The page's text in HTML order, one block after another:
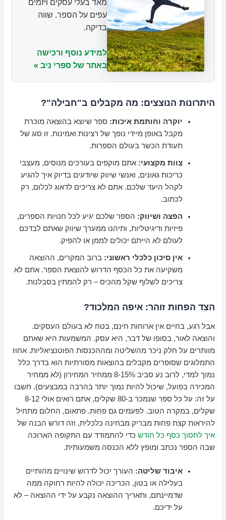
מאד בעלי עסקים ויזמים
עפים על הספר. שווה
בדיקה.
למידע נוסף ורכישה
באתר של ספרי ניב »
היתרונות הנוצצים: מה מקבלים ב"חבילה"?
יוקרה וחותמת איכות: ספר שיוצא בהוצאה מוכרת
מקבל באופן מיידי נופך של רצינות ואמינות. זו סוג של
תעודת הכשר בעולם הספרות.
צוות מקצועי: אתם מוקפים בעורכים מנוסים, מעצבי
כריכות גאונים, ואנשי שיווק שיודעים בדיוק איך להגיע
לקהל היעד שלכם. אתם לא צריכים לדאוג לכלום, רק
לכתוב.
הפצה ושיווק: הספר שלכם יגיע לכל חנויות הספרים,
פיזיות ודיגיטליות, ותיהנו ממערך שיווק שאתם לבדכם
לעולם לא הייתם יכולים לממן או להפיק.
אין סיכון כלכלי ראשוני: ברוב המקרים, ההוצאה
משקיעה את כל הכסף הדרוש להוצאת הספר. אתם לא
צריכים לשלוף שקל מהכיס – רק להמתין בסבלנות.
הצד הפחות זוהר: איפה המלכוד?
אבל רגע, בחיים אין ארוחות חינם, בטח לא בעולם העסקים.
והוצאה לאור, בסופו של דבר, היא עסק. המשמעות היא שאתם
מוותרים על חלק ניכר מהשליטה ומההכנסות הפוטנציאליות. אחוז
התמלוגים שסופרים מקבלים בהוצאות מסורתיות הוא בדרך כלל
נמוך למדי, לרוב נע סביב 8-15% ממחיר המחירון (לא ממחיר
המכירה בפועל, שיכול להיות נמוך יותר בהרבה במבצעים). חשבו
על זה: על כל ספר שנמכר ב-80 שקלים, אתם רואים אולי 8-12
שקלים, במקרה הטוב. לפעמים גם פחות. פתאום, החלום מתחיל
להיראות קצת פחות מבריק מבחינה כלכלית, וזה דורש הבנה של
איך לחסוך כסף כל חודש כדי להתמודד עם התקופה הארוכה
שבה הספר נכתב ומופץ ללא הכנסה משמעותית.
איבוד שליטה: העורך יכול לדרוש שינויים מהותיים
בעלילה או בטון, הכריכה יכולה להיות רחוקה ממה
שדמיינתם, ותאריך ההוצאה נקבע על ידי ההוצאה – לא
על ידיכם.